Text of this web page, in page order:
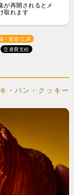
が再開されるとメ
取れます
・製造/工房
交通費支給
・パン・クッキー